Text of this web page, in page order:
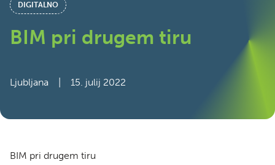
DIGITALNO
BIM pri drugem tiru
Ljubljana 15. julij 2022
BIM pri drugem tiru